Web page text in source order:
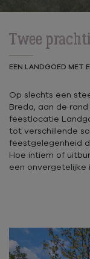
Twee
EEN LANDGOED MET
Op slechts een
Breda, aan de
feestlocatie
tot verschillende
feestgelegenheid
Hoe intiem of
een onvergetelijke